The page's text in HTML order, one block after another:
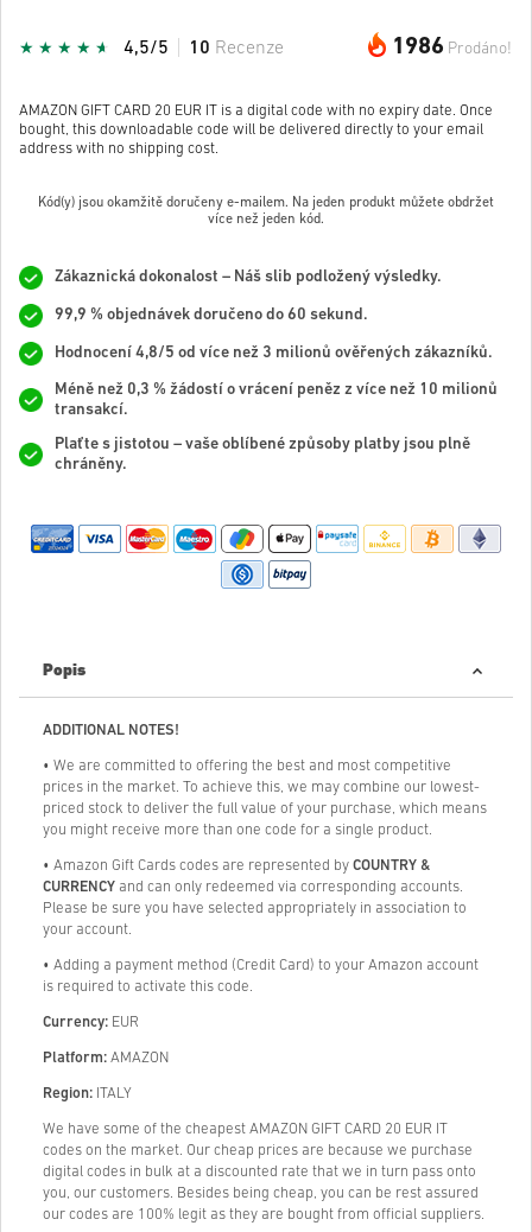
1986 Prodáno!
4,5/5 10 Recenze
AMAZON GIFT CARD 20 EUR IT is a digital code with no expiry date. Once
bought, this downloadable code will be delivered directly to your email
address with no shipping cost.
Kód(y) jsou okamžitě doručeny e-mailem. Na jeden produkt můžete obdržet
více než jeden kód.
Zákaznická dokonalost – Náš slib podložený výsledky.
99,9 % objednávek doručeno do 60 sekund.
Hodnocení 4,8/5 od více než 3 milionů ověřených zákazníků.
Méně než 0,3 % žádostí o vrácení peněz z více než 10 milionů
transakcí.
Plaťte s jistotou – vaše oblíbené způsoby platby jsou plně
chráněny.
Popis
ADDITIONAL NOTES!
• We are committed to offering the best and most competitive
prices in the market. To achieve this, we may combine our lowest-
priced stock to deliver the full value of your purchase, which means
you might receive more than one code for a single product.
• Amazon Gift Cards codes are represented by COUNTRY &
CURRENCY and can only redeemed via corresponding accounts.
Please be sure you have selected appropriately in association to
your account.
• Adding a payment method (Credit Card) to your Amazon account
is required to activate this code.
Currency: EUR
Platform: AMAZON
Region: ITALY
We have some of the cheapest AMAZON GIFT CARD 20 EUR IT
codes on the market. Our cheap prices are because we purchase
digital codes in bulk at a discounted rate that we in turn pass onto
you, our customers. Besides being cheap, you can be rest assured
our codes are 100% legit as they are bought from official suppliers.